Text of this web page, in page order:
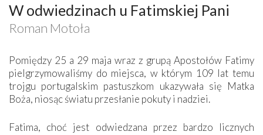
W odwiedzinach u Fatimskiej Pani
Roman Motoła
Pomiędzy 25 a 29 maja wraz z grupą Apostołów Fatimy
pielgrzymowaliśmy do miejsca, w którym 109 lat temu
trojgu portugalskim pastuszkom ukazywała się Matka
Boża, niosąc światu przesłanie pokuty i nadziei.
Fatima, choć jest odwiedzana przez bardzo licznych